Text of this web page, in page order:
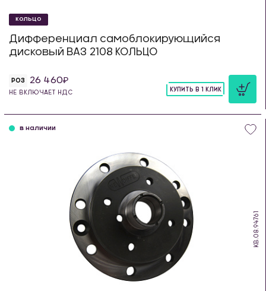
КОЛЬЦО
Дифференциал самоблокирующийся
дисковый ВАЗ 2108 КОЛЬЦО
РОЗ 26 460
НЕ ВКЛЮЧАЕТ НДС
КУПИТЬ В 1 КЛИК
KB.08.94761
в наличии